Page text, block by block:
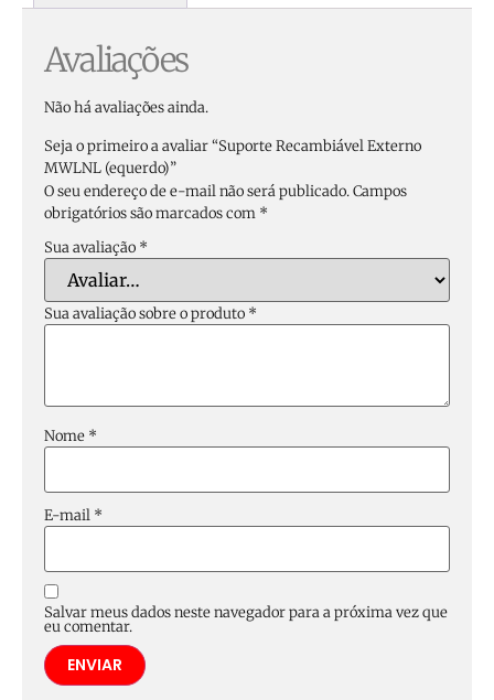
Avaliações
Não há avaliações ainda.
Seja o primeiro a avaliar “Suporte Recambiável Externo
MWLNL (equerdo)”
O seu endereço de e-mail não será publicado.Campos
obrigatórios são marcados com *
Sua avaliação *
Sua avaliação sobre o produto *
Nome *
E-mail *
Salvar meus dados neste navegador para a próxima vez que
eu comentar.